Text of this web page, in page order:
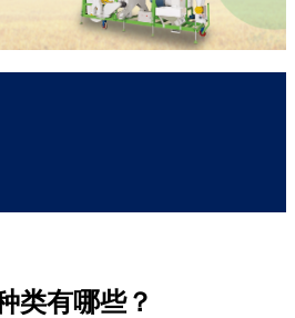
类有哪些？